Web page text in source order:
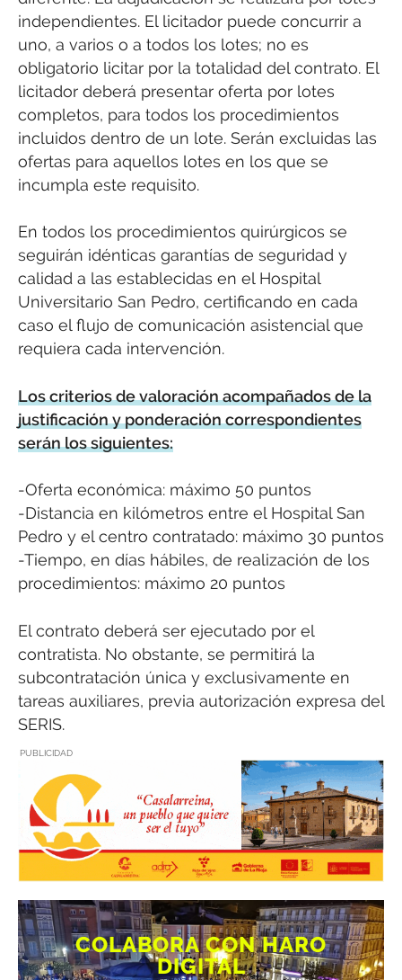
independientes. El licitador puede concurrir a
uno, a varios o a todos los lotes; no es
obligatorio licitar por la totalidad del contrato. El
licitador deberá presentar oferta por lotes
completos, para todos los procedimientos
incluidos dentro de un lote. Serán excluidas las
ofertas para aquellos lotes en los que se
incumpla este requisito.
En todos los procedimientos quirúrgicos se
seguirán idénticas garantías de seguridad y
calidad a las establecidas en el Hospital
Universitario San Pedro, certificando en cada
caso el flujo de comunicación asistencial que
requiera cada intervención.
Los criterios de valoración acompañados de la
justificación y ponderación correspondientes
serán los siguientes:
-Oferta económica: máximo 50 puntos
-Distancia en kilómetros entre el Hospital San
Pedro y el centro contratado: máximo 30 puntos
-Tiempo, en días hábiles, de realización de los
procedimientos: máximo 20 puntos
El contrato deberá ser ejecutado por el
contratista. No obstante, se permitirá la
subcontratación única y exclusivamente en
tareas auxiliares, previa autorización expresa del
SERIS.
PUBLICIDAD
COLABORA CON HARO
DIGITAL